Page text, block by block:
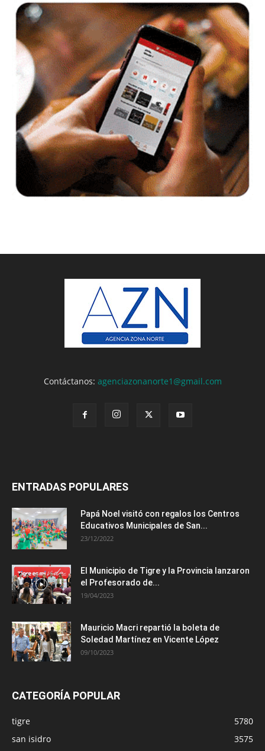
Contáctanos: agenciazonanorte1@gmail.com
ENTRADAS POPULARES
Papá Noel visitó con regalos los Centros
Educativos Municipales de San...
23/12/2022
El Municipio de Tigre y la Provincia lanzaron
el Profesorado de...
19/04/2023
Mauricio Macri repartió la boleta de
Soledad Martínez en Vicente López
09/10/2023
CATEGORÍA POPULAR
tigre
5780
san isidro
3575